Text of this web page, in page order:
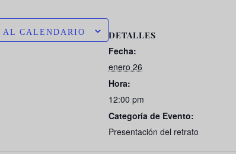
AL CALENDARIO DETALLES
Fecha:
enero 26
Hora:
12:00 pm
Categoría de Evento:
Presentación del retrato